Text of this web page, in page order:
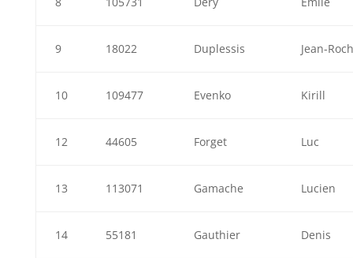
9 18022 Duplessis Jean-Roch
10 109477 Evenko Kirill
12 44605 Forget Luc
13 113071 Gamache Lucien
14 55181 Gauthier Denis